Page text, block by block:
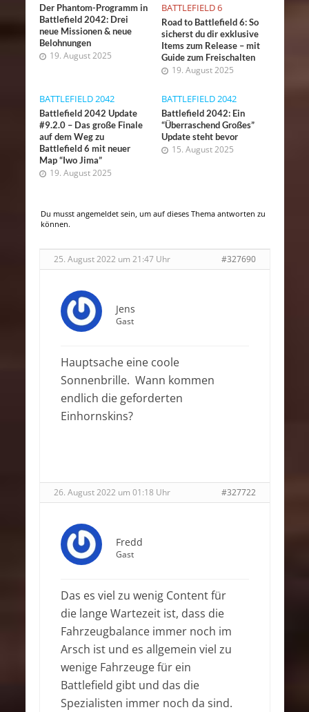
Der Phantom-Programm in
Battlefield 2042: Drei
neue Missionen & neue
Belohnungen
19. August 2025
BATTLEFIELD 6
Road to Battlefield 6: So
sicherst du dir exklusive
Items zum Release – mit
Guide zum Freischalten
19. August 2025
BATTLEFIELD 2042
Battlefield 2042 Update
#9.2.0 – Das große Finale
auf dem Weg zu
Battlefield 6 mit neuer
Map “Iwo Jima”
19. August 2025
BATTLEFIELD 2042
Battlefield 2042: Ein
“Überraschend Großes”
Update steht bevor
15. August 2025
Du musst angemeldet sein, um auf dieses Thema antworten zu
können.
25. August 2022 um 21:47 Uhr #327690
Jens
Gast
Hauptsache eine coole
Sonnenbrille. Wann kommen
endlich die geforderten
Einhornskins?
26. August 2022 um 01:18 Uhr #327722
Fredd
Gast
Das es viel zu wenig Content für
die lange Wartezeit ist, dass die
Fahrzeugbalance immer noch im
Arsch ist und es allgemein viel zu
wenige Fahrzeuge für ein
Battlefield gibt und das die
Spezialisten immer noch da sind.